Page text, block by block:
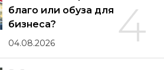
4
благо или обуза для
бизнеса?
04.08.2026